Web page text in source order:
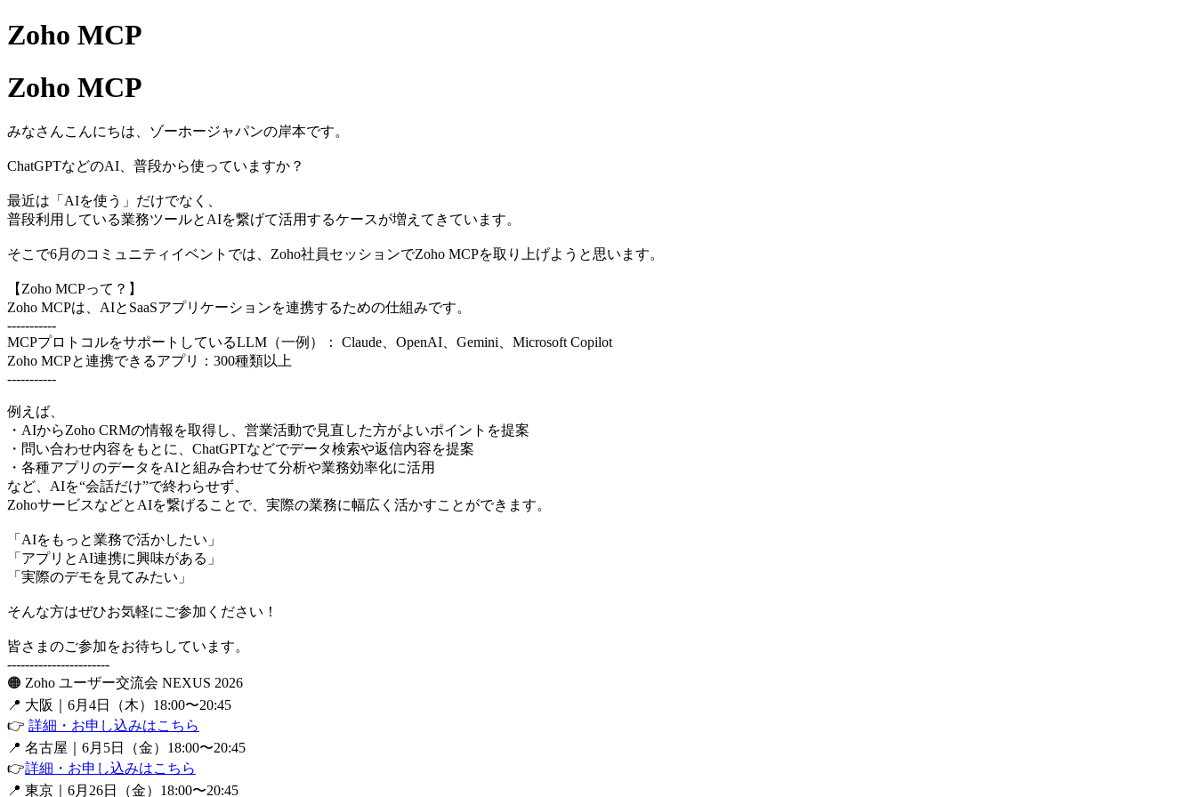
Zoho MCP
Zoho MCP
みなさんこんにちは、ゾーホージャパンの岸本です。
ChatGPTなどのAI、普段から使っていますか？
最近は「AIを使う」だけでなく、
普段利用している業務ツールとAIを繋げて活用するケースが増えてきています。
そこで6月のコミュニティイベントでは、Zoho社員セッションでZoho MCPを取り上げようと思います。
【Zoho MCPって？】
Zoho MCPは、AIとSaaSアプリケーションを連携するための仕組みです。
-----------
MCPプロトコルをサポートしているLLM（一例）： Claude、OpenAI、Gemini、Microsoft Copilot
Zoho MCPと連携できるアプリ：300種類以上
-----------
例えば、
・AIからZoho CRMの情報を取得し、営業活動で見直した方がよいポイントを提案
・問い合わせ内容をもとに、ChatGPTなどでデータ検索や返信内容を提案
・各種アプリのデータをAIと組み合わせて分析や業務効率化に活用
など、AIを“会話だけ”で終わらせず、
ZohoサービスなどとAIを繋げることで、実際の業務に幅広く活かすことができます。
「AIをもっと業務で活かしたい」
「アプリとAI連携に興味がある」
「実際のデモを見てみたい」
そんな方はぜひお気軽にご参加ください！
皆さまのご参加をお待ちしています。
-----------------------
🟠 Zoho ユーザー交流会 NEXUS 2026
📍 大阪｜6月4日（木）18:00〜20:45
👉 詳細・お申し込みはこちら
📍 名古屋｜6月5日（金）18:00〜20:45
👉詳細・お申し込みはこちら
📍 東京｜6月26日（金）18:00〜20:45